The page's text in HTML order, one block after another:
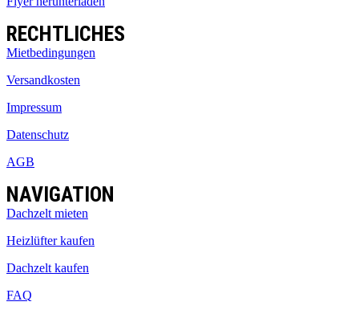
RECHTLICHES
Mietbedingungen
Versandkosten
Impressum
Datenschutz
AGB
NAVIGATION
Dachzelt mieten
Heizlüfter kaufen
Dachzelt kaufen
FAQ